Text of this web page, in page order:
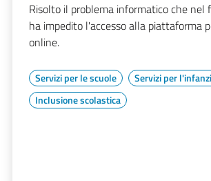
Risolto il problema informatico che nel
ha impedito l'accesso alla piattaforma
online.
Servizi per le scuole
Servizi per
Inclusione scolastica